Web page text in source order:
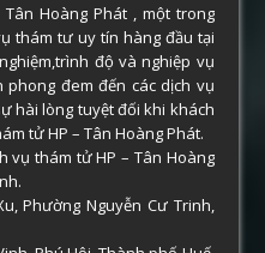
Hoàng Phát , một trong
thám tư uy tín hàng đầu tại
độ và nghiệp vụ
phong đem đến các dịch vụ
hài lòng tuyệt đối khi khách
tử HP – Tân Hoàng Phát.
vụ thám tử HP – Tân Hoàng
Phường Nguyễn Cư Trinh,